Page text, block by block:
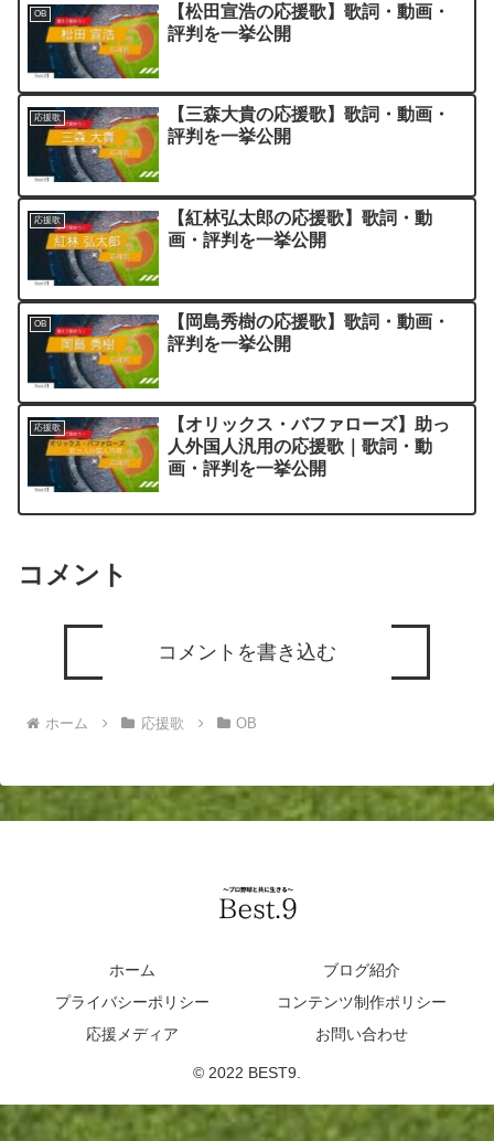
OB
【松田宣浩の応援歌】歌詞・動画・
評判を一挙公開
応援歌
【三森大貴の応援歌】歌詞・動画・
評判を一挙公開
応援歌
【紅林弘太郎の応援歌】歌詞・動
画・評判を一挙公開
OB
【岡島秀樹の応援歌】歌詞・動画・
評判を一挙公開
応援歌
【オリックス・バファローズ】助っ
人外国人汎用の応援歌｜歌詞・動
画・評判を一挙公開
コメント
コメントを書き込む
ホーム 応援歌 OB
ホーム
ブログ紹介
プライバシーポリシー
コンテンツ制作ポリシー
応援メディア
お問い合わせ
© 2022 BEST9.